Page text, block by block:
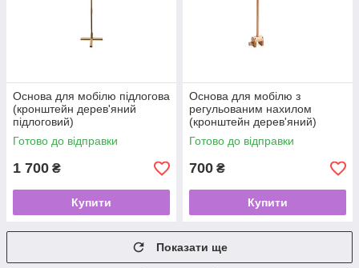
Основа для мобілю підлогова
(кронштейн дерев'яний
підлоговий)
Готово до відправки
1 700 ₴
Купити
Основа для мобілю з
регульованим нахилом
(кронштейн дерев'яний)
Готово до відправки
700 ₴
Купити
Показати ще